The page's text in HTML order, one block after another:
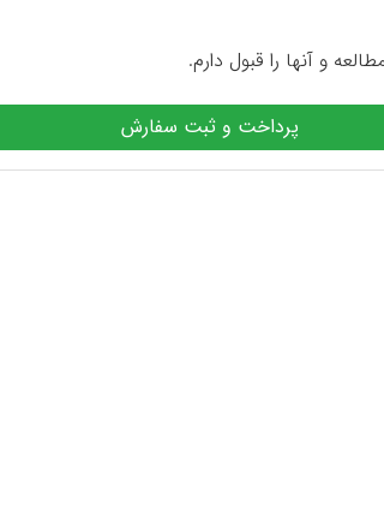
و آنها را قبول دارم.
پرداخت و ثبت سفارش